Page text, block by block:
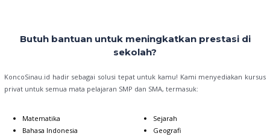
Butuh bantuan untuk meningkatkan prestasi di
sekolah?
KoncoSinau.id hadir sebagai solusi tepat untuk kamu! Kami menyediakan kursus
privat untuk semua mata pelajaran SMP dan SMA, termasuk:
Matematika
Bahasa Indonesia
Sejarah
Geografi